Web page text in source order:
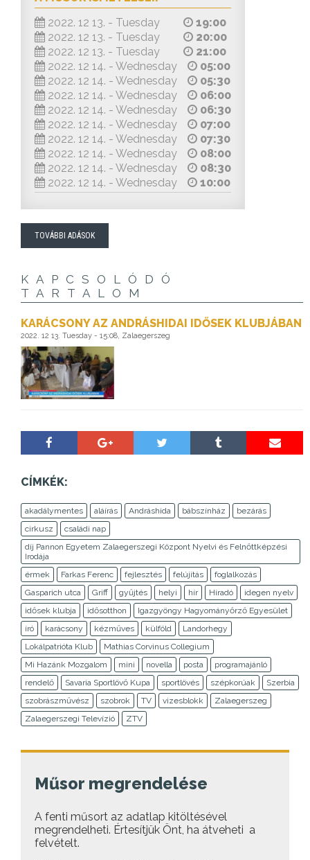
2022. 12 13. - Tuesday
19:00
2022. 12 13. - Tuesday
20:00
2022. 12 13. - Tuesday
21:00
2022. 12 14. - Wednesday
05:00
2022. 12 14. - Wednesday
05:30
2022. 12 14. - Wednesday
06:00
2022. 12 14. - Wednesday
06:30
2022. 12 14. - Wednesday
07:00
2022. 12 14. - Wednesday
07:30
2022. 12 14. - Wednesday
08:00
2022. 12 14. - Wednesday
08:30
2022. 12 14. - Wednesday
10:00
TOVÁBBI ADÁSOK
KAPCSOLÓDÓ
TARTALOM
KARÁCSONY AZ ANDRÁSHIDAI IDŐSEK KLUBJÁBAN
2022. 12 13. Tuesday - 15:08, Zalaegerszeg
CÍMKÉK:
akadálymentes aláírás Andráshida bábszínház
bezárás
cirkusz
családi nap
díj Pannon Egyetem Zalaegerszegi Központ Nyelvi és Felnőttképzési
Irodája
érmek
Farkas Ferenc fejlesztés felújítás
foglalkozás
Gasparich utca
Griff gyűjtés helyi hír Híradó
idegen nyelv
idősek klubja
idősotthon
Igazgyöngy Hagyományőrző Egyesület
író
karácsony kézműves külföld
Landorhegy
Lokálpatrióta Klub
Mathias Corvinus Collegium
Mi Hazánk Mozgalom
mini novella posta
programajánló
rendelő
Savaria Sportlövő Kupa sportlövés szépkorúak
Szerbia
szobrászművész
szobrok TV vizesblokk
Zalaegerszeg
Zalaegerszegi Televízió
ZTV
Műsor megrendelése
A fenti műsort az adatlap kitöltésével
megrendelheti. Értesítjük Önt, ha átveheti a
felvételt.